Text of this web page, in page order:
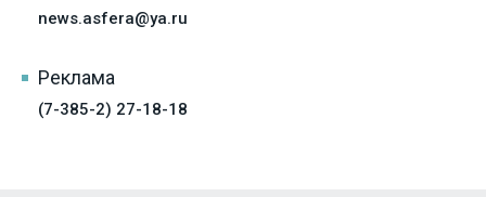
news.asfera@ya.ru
Реклама
(7-385-2) 27-18-18